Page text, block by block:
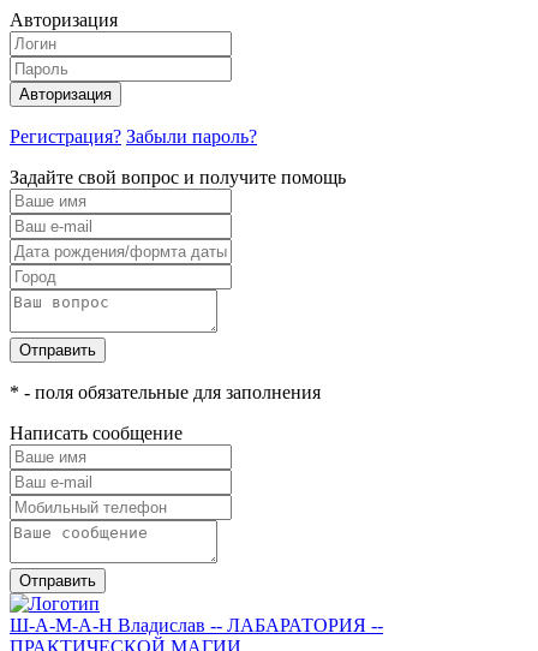
Авторизация
Авторизация
Регистрация? Забыли пароль?
Задайте свой вопрос и получите помощь
Отправить
* - поля обязательные для заполнения
Написать сообщение
Отправить
Ш-А-М-А-Н Владислав -- ЛАБАРАТОРИЯ --
ПРАКТИЧЕСКОЙ МАГИИ